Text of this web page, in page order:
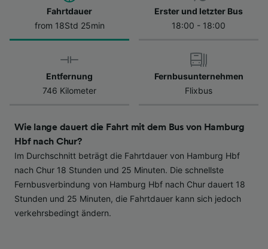
Fahrtdauer
from 18Std 25min
Erster und letzter Bus
18:00 - 18:00
Entfernung
746 Kilometer
Fernbusunternehmen
Flixbus
Wie lange dauert die Fahrt mit dem Bus von Hamburg
Hbf nach Chur?
Im Durchschnitt beträgt die Fahrtdauer von Hamburg Hbf
nach Chur 18 Stunden und 25 Minuten. Die schnellste
Fernbusverbindung von Hamburg Hbf nach Chur dauert 18
Stunden und 25 Minuten, die Fahrtdauer kann sich jedoch
verkehrsbedingt ändern.
Datenschutzrichtlinie. Diese Präferenzen
werden unseren Partnern signalisiert und
haben keinen Einfluss auf Surfdaten. Ihre
Daten werden nicht für Tracking-Zwecke
verwendet, wenn Sie uns gebeten haben, Ihr
Surfverhalten nicht zu verfolgen.
Verwendung genauer Standortdaten.
Endgeräteeigenschaften zur Identifikation
aktiv abfragen. Speichern von oder Zugriff auf
Informationen auf einem Endgerät.
Personalisierte Werbung und Inhalte, Messung
von Werbeleistung und der Performance von
Inhalten, Zielgruppenforschung sowie
Entwicklung und Verbesserung von